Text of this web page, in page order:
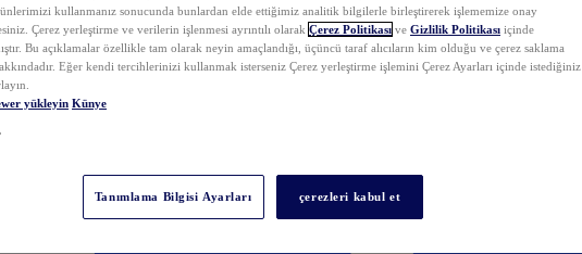
kullanmanız sonucunda bunlardan elde ettiğimiz analitik bilgilerle birleştirerek işlememize onay
Çerez yerleştirme ve verilerin işlenmesi ayrıntılı olarak Çerez Politikası ve Gizlilik Politikası içinde
Bu açıklamalar özellikle tam olarak neyin amaçlandığı, üçüncü taraf alıcıların kim olduğu ve çerez saklama
Eğer kendi tercihlerinizi kullanmak isterseniz Çerez yerleştirme işlemini Çerez Ayarları içinde istediğiniz
yükleyin Künye
Tanımlama Bilgisi Ayarları çerezleri kabul et